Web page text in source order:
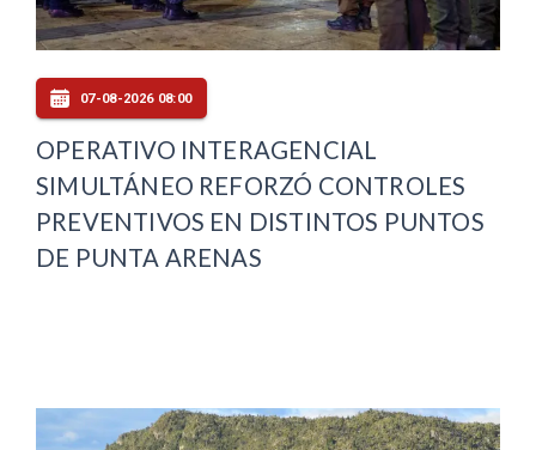
07-08-2026 08:00
OPERATIVO INTERAGENCIAL
SIMULTÁNEO REFORZÓ CONTROLES
PREVENTIVOS EN DISTINTOS PUNTOS
DE PUNTA ARENAS